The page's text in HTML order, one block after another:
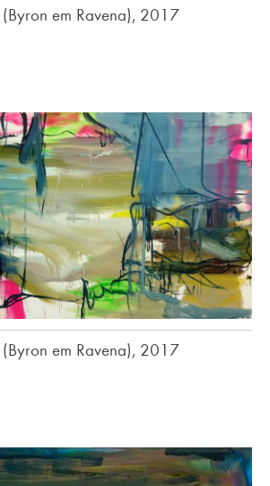
(Byron em Ravena), 2017
(Byron em Ravena), 2017